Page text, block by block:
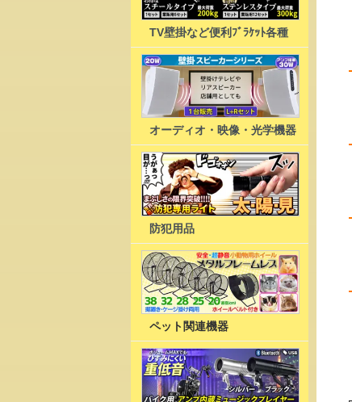
TV壁掛など便利ﾌﾞﾗｹｯﾄ各種
オーディオ・映像・光学機器
防犯用品
ペット関連機器